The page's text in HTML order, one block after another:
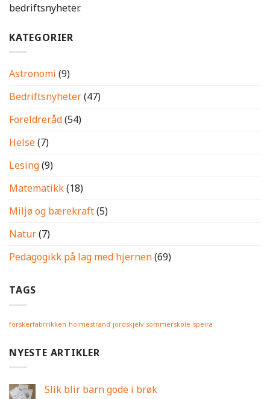
bedriftsnyheter.
KATEGORIER
Astronomi (9)
Bedriftsnyheter(47)
Foreldreråd(54)
Helse(7)
Lesing(9)
Matematikk(18)
Miljø og bærekraft(5)
Natur(7)
Pedagogikk på lag med hjernen(69)
TAGS
forskerfabrrikken holmestrand jordskjelv sommerskole speira
NYESTE ARTIKLER
Slik blir barn gode i brøk